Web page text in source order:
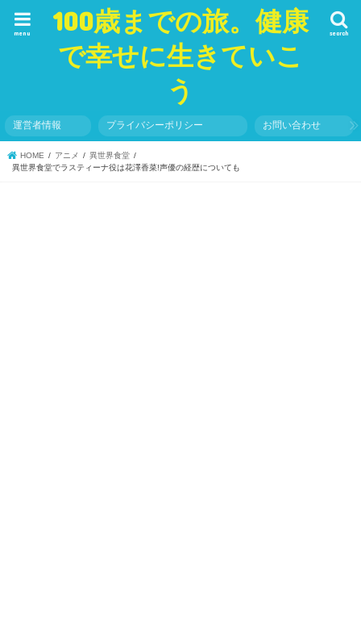
100歳までの旅。健康
で幸せに生きていこ
う
search
menu
運営者情報 プライバシーポリシー お問い合わせ
HOME アニメ
異世界食堂
異世界食堂でラスティーナ役は花澤香菜!声優の経歴についても